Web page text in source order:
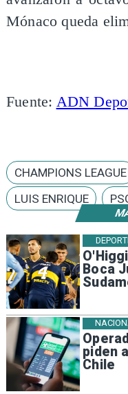
Boca
piden
Chile
Mónaco queda
Fuente: ADN
CHAMPIONS LEAGUE
LUIS ENRIQUE